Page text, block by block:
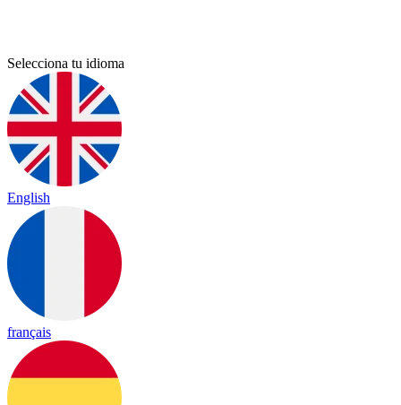
Selecciona tu idioma
English
français